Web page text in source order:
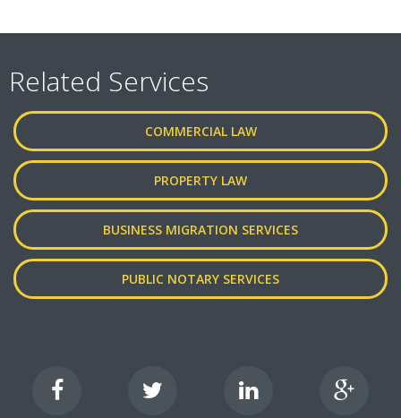
Related Services
COMMERCIAL LAW
PROPERTY LAW
BUSINESS MIGRATION SERVICES
PUBLIC NOTARY SERVICES